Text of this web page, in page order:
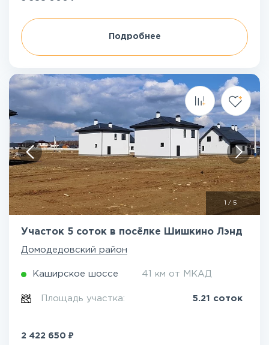
Подробнее
/ 5
Участок 5 соток в посёлке Шишкино Лэнд
Домодедовский район
Каширское шоссе 41 км от МКАД
Площадь участка: 5.21 соток
2 422 650 ₽